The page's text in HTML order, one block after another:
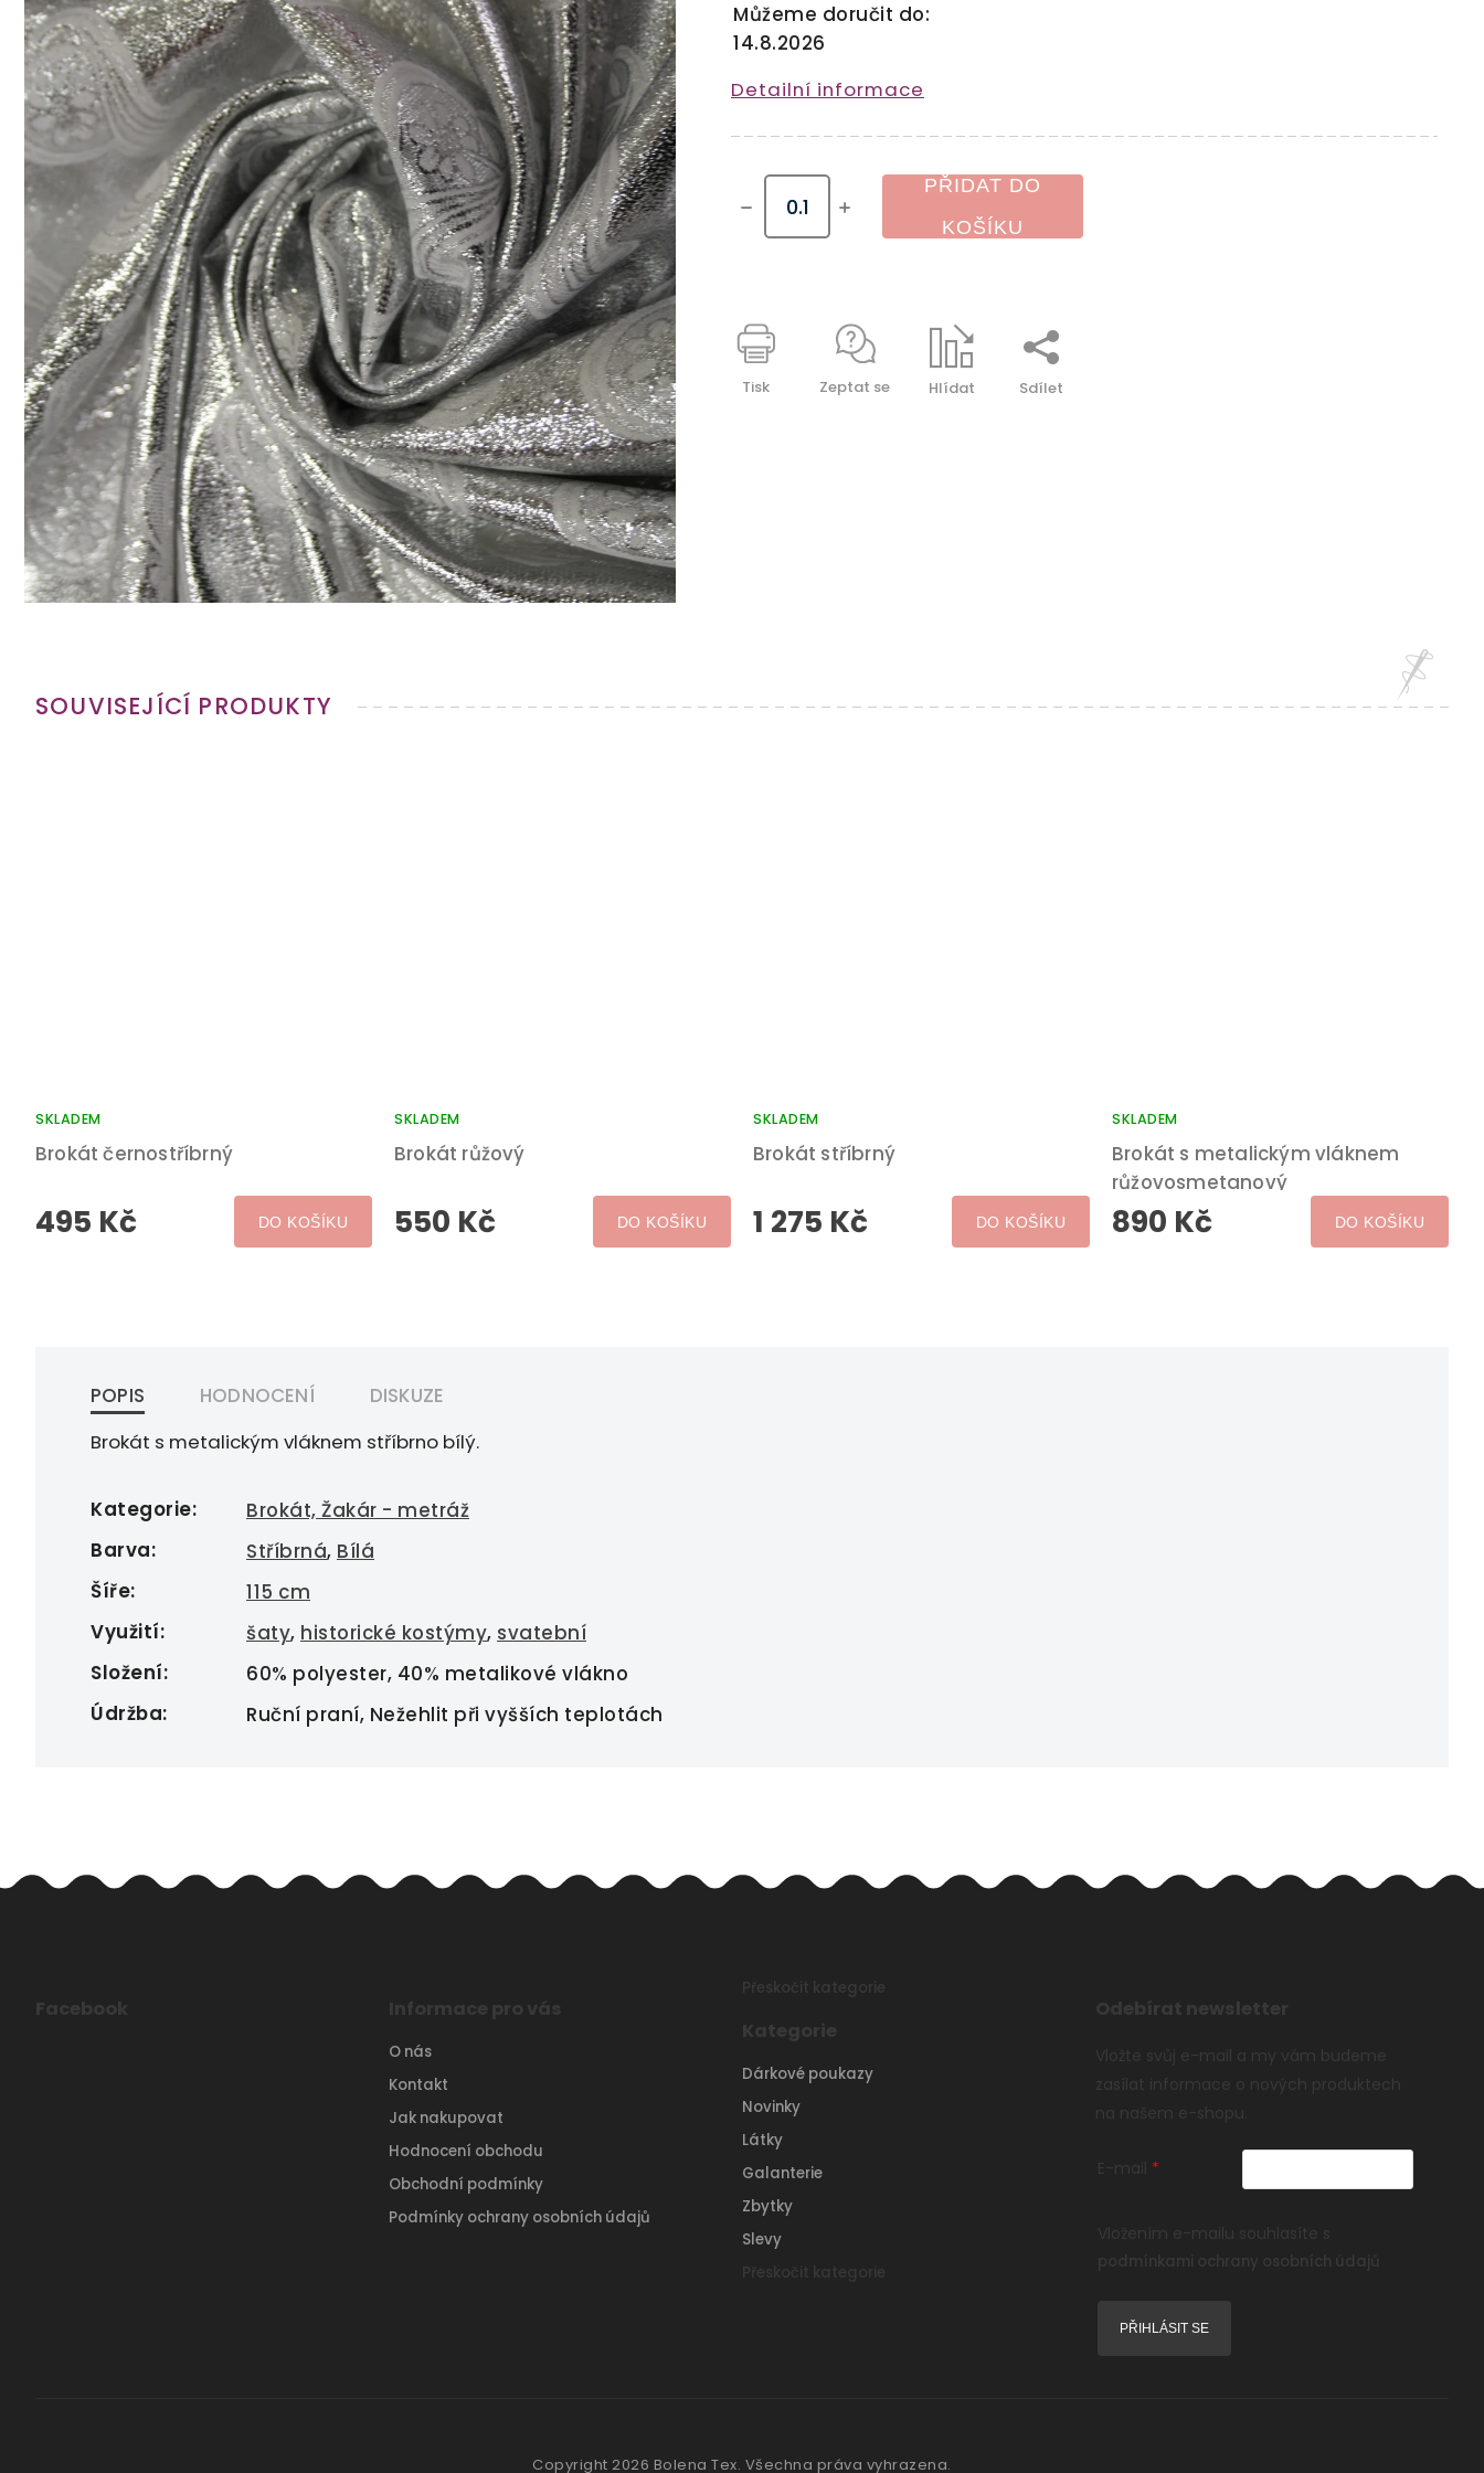
Můžeme doručit do:
14.8.2026
PŘIDAT DO
KOŠÍKU
Detailní informace
Tisk Zeptat se Hlídat Sdílet
SOUVISEJÍCÍ PRODUKTY
Brokát černostříbrný
SKLADEM
495 Kč DO KOŠÍKU
Brokát růžový
SKLADEM
550 Kč DO KOŠÍKU
Brokát stříbrný
SKLADEM
1 275 Kč DO KOŠÍKU
Brokát s metalickým vláknem
růžovosmetanový
SKLADEM
890 Kč DO KOŠÍKU
POPIS HODNOCENÍ
DISKUZE
Brokát s metalickým vláknem stříbrno bílý.
Kategorie:
Brokát, Žakár - metráž
Barva: Stříbrná, Bílá
Šíře:
115 cm
Využití: šaty, historické kostýmy, svatební
Složení:
60% polyester, 40% metalikové vlákno
Údržba: Ruční praní, Nežehlit při vyšších teplotách
Facebook Informace pro vás
O nás
Kontakt
Jak nakupovat
Hodnocení obchodu
Obchodní podmínky
Podmínky ochrany osobních údajů
Přeskočit kategorie
Kategorie
Dárkové poukazy
Novinky
Látky
Galanterie
Zbytky
Slevy
Přeskočit kategorie
Odebírat newsletter
Vložte svůj e-mail a my vám budeme
zasílat informace o nových produktech
na našem e-shopu.
E-mail
Vložením e-mailu souhlasíte s
podmínkami ochrany osobních údajů
PŘIHLÁSIT SE
Copyright 2026 Bolena Tex. Všechna práva vyhrazena.